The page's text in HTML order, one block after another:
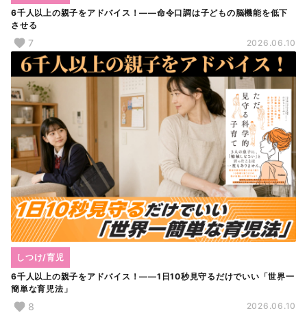
6千人以上の親子をアドバイス！――命令口調は子どもの脳機能を低下
させる
7 2026.06.10
6千人以上の親子をアドバイス！――1日10秒見守るだけでいい「世界一
簡単な育児法」
しつけ/育児
8 2026.06.10